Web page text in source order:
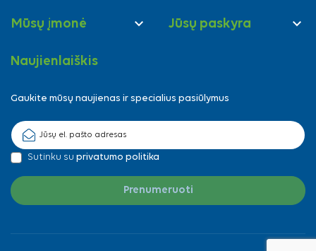
Mūsų įmonė  Jūsų paskyra 
Naujienlaiškis
Gaukite mūsų naujienas ir specialius pasiūlymus
Sutinku su privatumo politika